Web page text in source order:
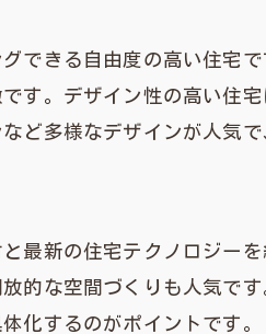
できる自由度の高い住宅
す。デザイン性の高い住
ど多様なデザインが人気
最新の住宅テクノロジー
的な空間づくりも人気で
化するのがポイントです。